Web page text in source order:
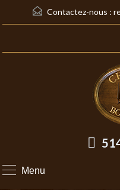
Contactez-nous :
Menu